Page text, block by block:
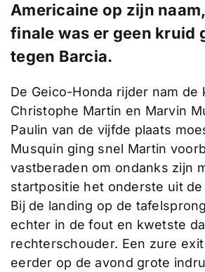
Americaine op zijn
finale was er geen kruid
tegen Barcia.
De Geico-Honda rijder nam de
Christophe Martin en Marvin
Paulin van de vijfde plaats
Musquin ging snel Martin
vastberaden om ondanks zijn
startpositie het onderste uit de
Bij de landing op de
echter in de fout en kwetste
rechterschouder. Een zure
eerder op de avond grote